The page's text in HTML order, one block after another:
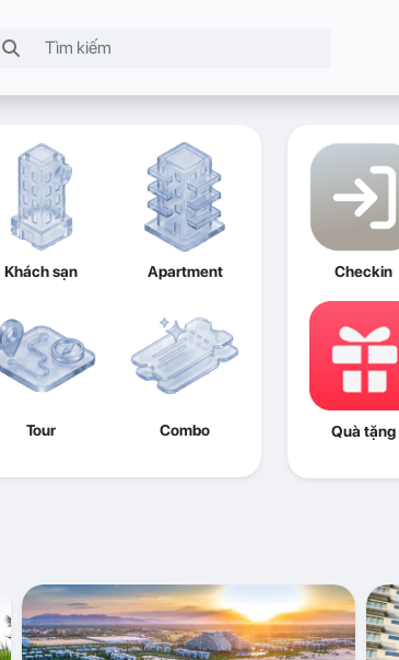
Khách sạn Apartment
Tour Combo
Checkin
Quà tặng